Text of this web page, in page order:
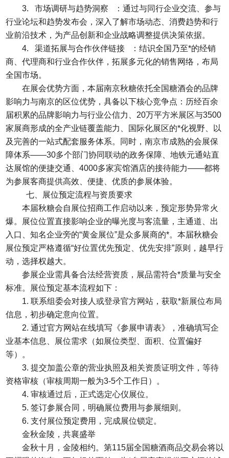
3. 市场调研与趋势洞察 ：通过与同行企业交流、参与
行业论坛和趋势发布会，深入了解市场动态、消费趋势和行
业前沿技术，为产品创新和企业战略调整提供决策依据。
4. 渠道拓展与合作伙伴链接 ：结识全国乃至*的经销
商、代理商和行业合作伙伴，拓展多元化的销售网络，布局
全国市场。
在展会优势方面，本届南京秋糖依托全国糖酒会的品牌
影响力与南京的区位优势，具备以下核心竞争点：历经百余
届积累的品牌影响力与行业公信力、20万平方米展区与3500
家展商形成的全产业链覆盖能力、国际化展区的*化视野、以
及完善的一站式配套服务体系。同时，南京市成熟的会展保
障体系——30多个部门协同联动的政务保障、地铁元通站直
达展馆的便捷交通、4000多家宾馆酒店的接待能力——都将
为参展客商提供高效、便捷、优质的参展体验。
七、展位预定流程与资质要求
本届秋糖会自展位招商工作启动以来，预定形势异常火
爆。展位位置直接影响企业的曝光度与客流量，主通道、出
入口、知名企业旁的“黄金展位”是众多展商的*。本届秋糖会
展位预定严格遵循“好位置优先预定、优先安排”原则，越早行
动，选择权越大。
参展企业需具备合法经营资质，展品需符合*质量与安全
标准。展位预定基本流程如下：
1. 联系组委会对接人或登录官方网站，获取*新展位布局
信息，初步确定意向位置。
2. 通过官方网站在线填写《参展申请表》，准确填写企
业基本信息、展位需求（如展位类型、面积、位置偏好
等）。
3. 提交加盖公章的营业执照及相关资质证明文件，等待
资格审核（审核周期一般为3-5个工作日）。
4. 审核通过后，正式选定心仪展位。
5. 签订参展合同，明确展位费用与参展细则。
6. 支付展位预定费用，完成展位锁定。
金秋金陵，共襄盛举
金秋十月，金陵相约。第115届全国糖酒商品交易会将以